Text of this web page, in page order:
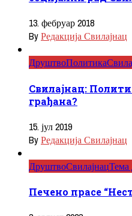
13. фебруар 2018
ByРедакција Свилајнац
ДруштвоПолитика
Свилајнац:
грађана?
15. јул 2019
ByРедакција Свилајнац
ДруштвоСвилајнацТема
Печено прасе